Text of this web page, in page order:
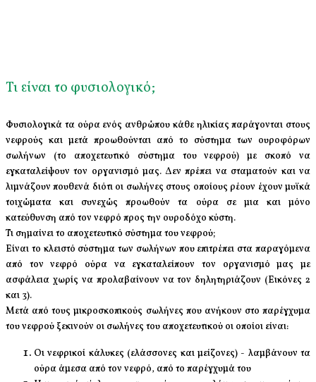
Τι είναι το φυσιολογικό;
Φυσιολογικά τα ούρα ενός ανθρώπου κάθε ηλικίας παράγονται στους
νεφρούς και μετά προωθούνται από το σύστημα των ουροφόρων
σωλήνων (το αποχετευτικό σύστημα του νεφρού) με σκοπό να
εγκαταλείψουν τον οργανισμό μας. Δεν πρέπει να σταματούν και να
λιμνάζουν πουθενά διότι οι σωλήνες στους οποίους ρέουν έχουν μυϊκά
τοιχώματα και συνεχώς προωθούν τα ούρα σε μια και μόνο
κατεύθυνση από τον νεφρό προς την ουροδόχο κύστη.
Τι σημαίνει το αποχετευτικό σύστημα του νεφρού;
Είναι το κλειστό σύστημα των σωλήνων που επιτρέπει στα παραγόμενα
από τον νεφρό ούρα να εγκαταλείπουν τον οργανισμό μας με
ασφάλεια χωρίς να προλαβαίνουν να τον δηλητηριάζουν (Εικόνες 2
και 3).
Μετά από τους μικροσκοπικούς σωλήνες που ανήκουν στο παρέγχυμα
του νεφρού ξεκινούν οι σωλήνες του αποχετευτικού οι οποίοι είναι:
Οι νεφρικοί κάλυκες (ελάσσονες και μείζονες) - λαμβάνουν τα
ούρα άμεσα από τον νεφρό, από το παρέγχυμά του